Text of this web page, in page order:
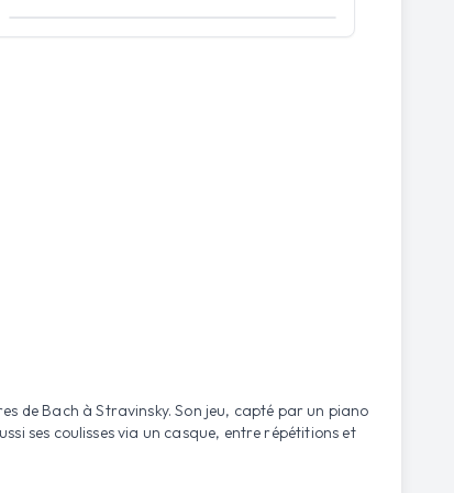
de Bach à Stravinsky. Son jeu, capté par un piano
ses coulisses via un casque, entre répétitions et